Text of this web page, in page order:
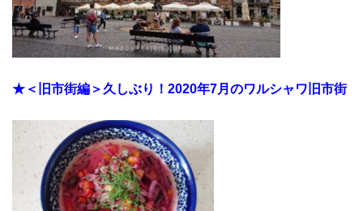
★＜旧市街編＞久しぶり！2020年7月のワルシャワ旧市街